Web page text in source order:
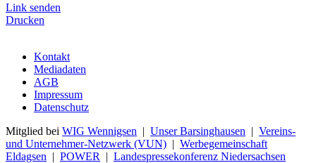
Link senden
Drucken
Kontakt
Mediadaten
AGB
Impressum
Datenschutz
Mitglied bei WIG Wennigsen | Unser Barsinghausen | Vereins-
und Unternehmer-Netzwerk (VUN) | Werbegemeinschaft
Eldagsen | POWER | Landespressekonferenz Niedersachsen